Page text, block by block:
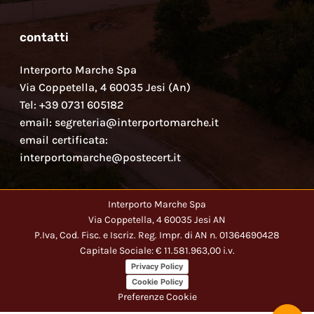
contatti
Interporto Marche Spa
Via Coppetella, 4 60035 Jesi (An)
Tel: +39 0731 605182
email: segreteria@interportomarche.it
email certificata:
interportomarche@postecert.it
Interporto Marche Spa
Via Coppetella, 4 60035 Jesi AN
P.Iva, Cod. Fisc. e Iscriz. Reg. Impr. di AN n. 01364690428
Capitale Sociale: € 11.581.963,00 i.v.
Privacy Policy
Cookie Policy
Preferenze Cookie